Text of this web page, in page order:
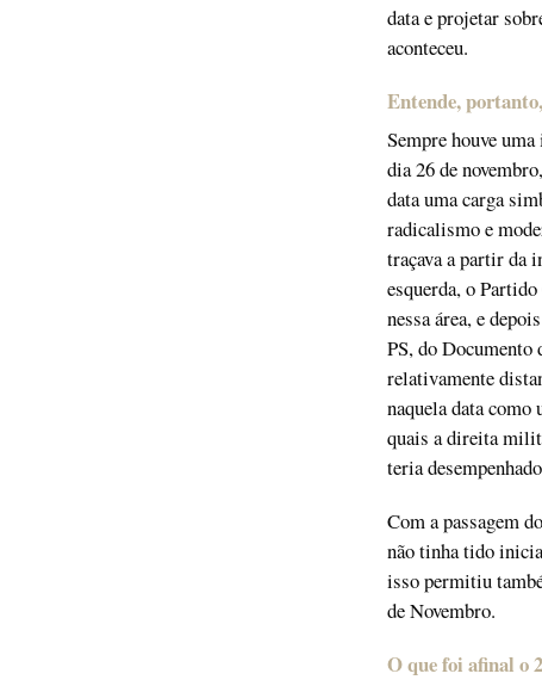
data e projetar
aconteceu.
Entende,
Sempre houve
dia 26 de
data uma carga
radicalismo e
traçava a partir da
esquerda, o
nessa área, e
PS, do Documento
relativamente
naquela data
quais a direita
teria
Com a passagem
não tinha tido
isso permitiu
de Novembro.
O que foi afinal o